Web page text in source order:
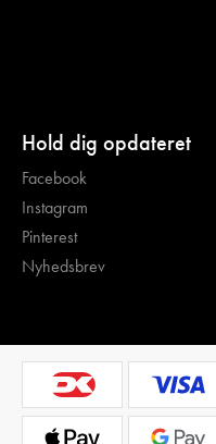
Hold dig opdateret
Facebook
Instagram
Pinterest
Nyhedsbrev